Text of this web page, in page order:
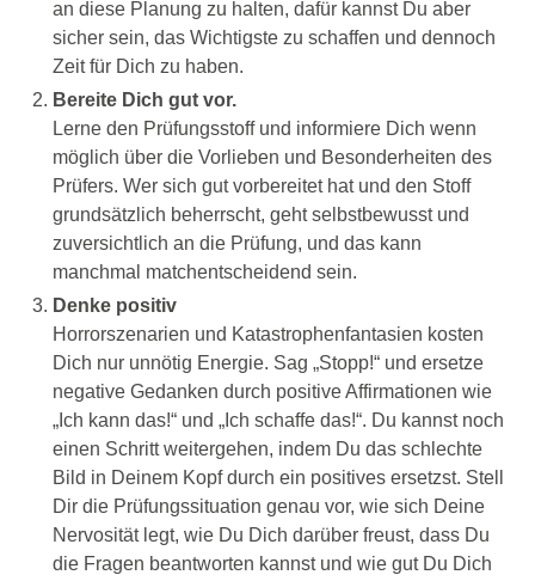
an diese Planung zu halten, dafür kannst Du aber
sicher sein, das Wichtigste zu schaffen und dennoch
Zeit für Dich zu haben.
Bereite Dich gut vor.
Lerne den Prüfungsstoff und informiere Dich wenn
möglich über die Vorlieben und Besonderheiten des
Prüfers. Wer sich gut vorbereitet hat und den Stoff
grundsätzlich beherrscht, geht selbstbewusst und
zuversichtlich an die Prüfung, und das kann
manchmal matchentscheidend sein.
Denke positiv
Horrorszenarien und Katastrophenfantasien kosten
Dich nur unnötig Energie. Sag „Stopp!“ und ersetze
negative Gedanken durch positive Affirmationen wie
„Ich kann das!“ und „Ich schaffe das!“. Du kannst noch
einen Schritt weitergehen, indem Du das schlechte
Bild in Deinem Kopf durch ein positives ersetzst. Stell
Dir die Prüfungssituation genau vor, wie sich Deine
Nervosität legt, wie Du Dich darüber freust, dass Du
die Fragen beantworten kannst und wie gut Du Dich